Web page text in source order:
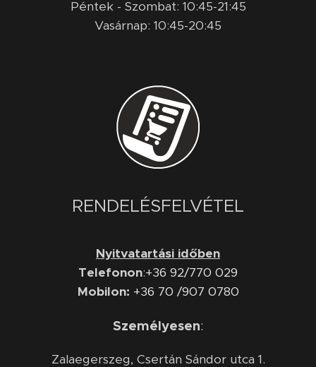
Péntek - Szombat: 10:45-21:45
Vasárnap: 10:45-20:45
RENDELÉSFELVÉTEL
Nyitvatartási időben
Telefonon:+36 92/770 029
Mobilon: +36 70 /907 0780
Személyesen:
Zalaegerszeg, Csertán Sándor utca 1.